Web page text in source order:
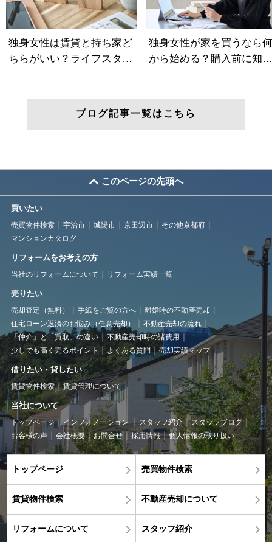
ブログ記事一覧はこちら
このページの先頭へ
買いたい
売買物件検索 宇治市 城陽市 京田辺市
その他京都府
マンションカタログ
リフォームをお考えの方
当社のリフォームについて リフォーム実績一覧
売りたい
売却査定（無料） 手紙をご覧の方へ
離婚時の不動産売却
住宅ローン返済のお悩み（任意売却）
不動産売却の流れ
「仲介」と「買取」の違い
不動産売却時の諸費用
少しでも高く売るポイント
よくある質問 売却実績マップ
借りたい・貸したい
賃貸物件検索 賃貸管理について
当社について
トップページ インフォメーション スタッフ紹介
スタッフブログ
お客様の声
会社概要 お問合せ 採用情報 個人情報の取り扱い
トップページ 売買物件検索
賃貸物件検索 不動産売却について
リフォームについて スタッフ紹介